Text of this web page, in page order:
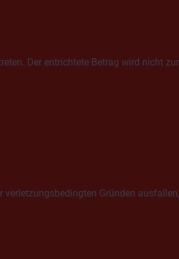
Der entrichtete Betrag wird nicht
Gründen